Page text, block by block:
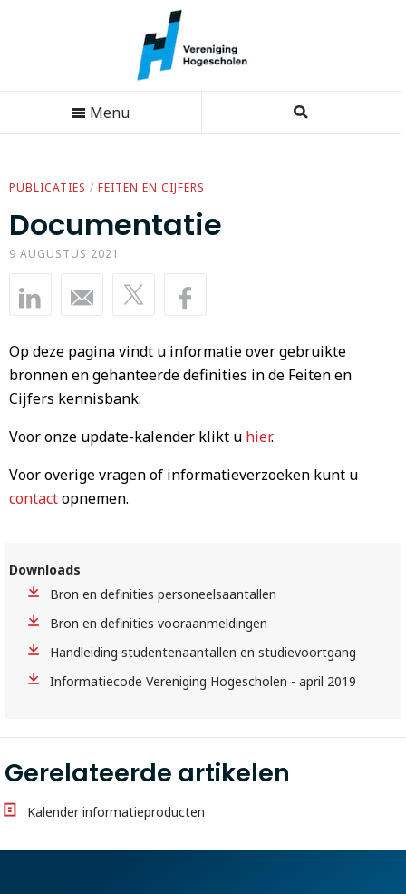
Menu
PUBLICATIES / FEITEN EN CIJFERS
Documentatie
9 AUGUSTUS 2021
Op deze pagina vindt u informatie over gebruikte
bronnen en gehanteerde definities in de Feiten en
Cijfers kennisbank.
Voor onze update-kalender klikt u hier.
Voor overige vragen of informatieverzoeken kunt u
contactopnemen.
Downloads
Bron en definities personeelsaantallen
Bron en definities vooraanmeldingen
Handleiding studentenaantallen en studievoortgang
Informatiecode Vereniging Hogescholen - april 2019
Gerelateerde artikelen
Kalender informatieproducten